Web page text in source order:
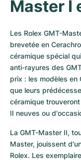
Master I
Les Rolex GMT-
brevetée en
céramique spécial
anti-rayures des
prix : les modèles en
que leurs
céramique
II neuves ou
La GMT-Master II,
Master, jouissent
Rolex. Les